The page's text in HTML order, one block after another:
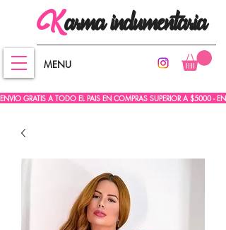
arma
K indumentaria
MENU
ENVIO GRATIS A TODO EL PAIS EN COMPRAS SUPERIOR A $5000 -